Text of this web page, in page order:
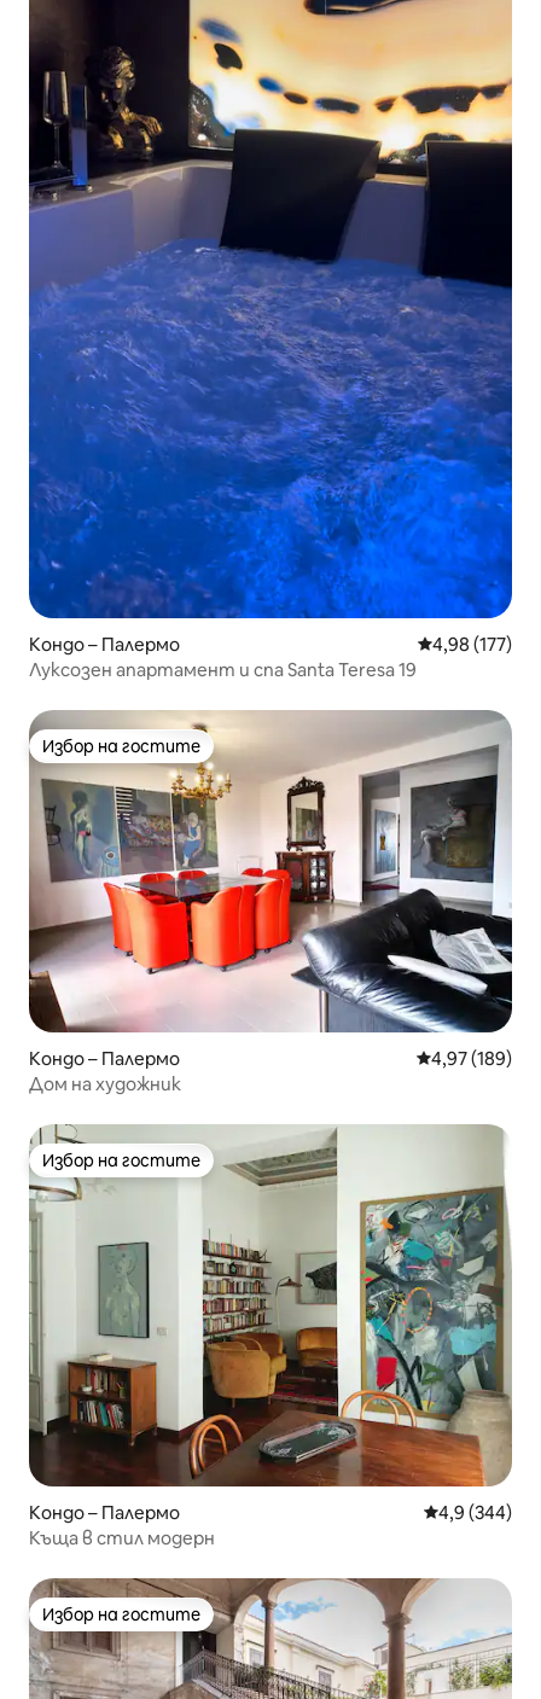
Кондо – Палермо Средна
4,98 (177)
Луксозен апартамент и спа Santa Teresa 19
Избор на гостите
Избор на гостите
Кондо – Палермо Средна
4,97 (189)
Дом на художник
Избор на гостите
Избор на гостите
Кондо – Палермо Средна
4,9 (344)
Къща в стил модерн
Избор на гостите
Избор на гостите